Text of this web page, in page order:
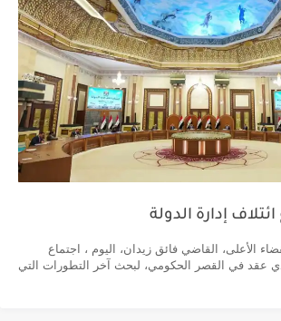
إدارة الدولة
الأعلى، القاضي فائق زيدان، اليوم ، اجتماع
عقد في القصر الحكومي، لبحث آخر التطورات التي